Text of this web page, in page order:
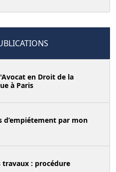
en Droit de la
à Paris
d’empiétement par mon
: procédure